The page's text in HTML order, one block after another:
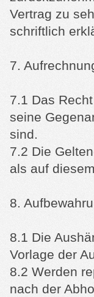
Vertrag zu
schriftlich
7.
7.1 Das
seine
sind.
7.2 Die
als auf
8.
8.1 Die
Vorlage der
8.2 Werden
nach der